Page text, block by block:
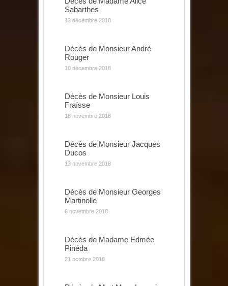
Sabarthes
13 décembre 2018
Décès de Monsieur André
Rouger
10 décembre 2018
Décès de Monsieur Louis
Fraïsse
18 novembre 2018
Décès de Monsieur Jacques
Ducos
13 novembre 2018
Décès de Monsieur Georges
Martinolle
6 novembre 2018
Décès de Madame Edmée
Pinéda
21 octobre 2018